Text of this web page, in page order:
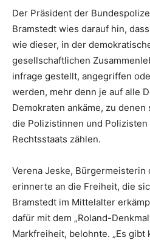
Der Präsident der
Bramstedt wies darauf hin,
wie dieser, in der
gesellschaftlichen
infrage gestellt, angegriffen
werden, mehr denn je auf alle
Demokraten ankäme, zu
die Polizistinnen und Polizisten
Rechtsstaats zählen.
Verena Jeske, Bürgermeisterin
erinnerte an die Freiheit, die
Bramstedt im Mittelalter
dafür mit dem „Roland-
Markfreiheit, belohnte. „Es